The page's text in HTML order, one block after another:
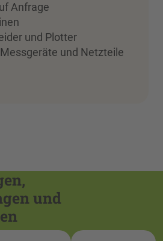
Anfrage
und Plotter
und Netzteile
und